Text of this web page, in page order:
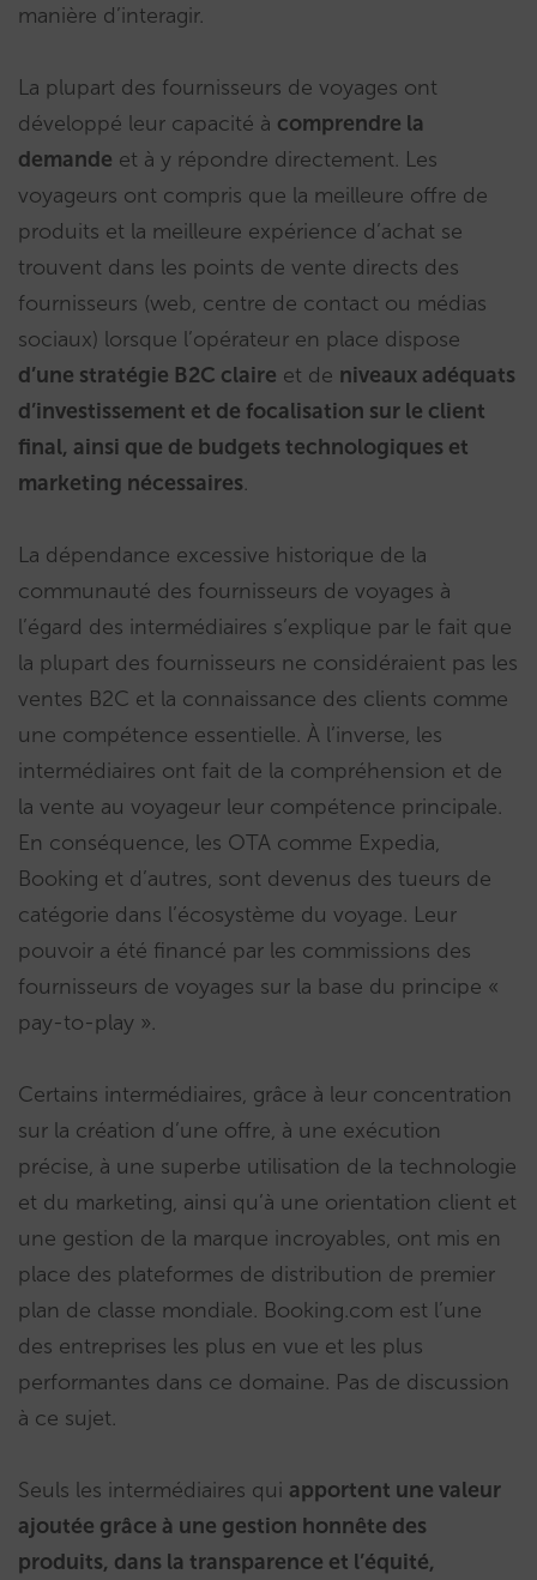
manière d’interagir.
La plupart des fournisseurs de voyages ont
développé leur capacité à comprendre la
demande et à y répondre directement. Les
voyageurs ont compris que la meilleure offre de
produits et la meilleure expérience d’achat se
trouvent dans les points de vente directs des
fournisseurs (web, centre de contact ou médias
sociaux) lorsque l’opérateur en place dispose
d’une stratégie B2C claire et de niveaux adéquats
d’investissement et de focalisation sur le client
final, ainsi que de budgets technologiques et
marketing nécessaires.
La dépendance excessive historique de la
communauté des fournisseurs de voyages à
l’égard des intermédiaires s’explique par le fait que
la plupart des fournisseurs ne considéraient pas les
ventes B2C et la connaissance des clients comme
une compétence essentielle. À l’inverse, les
intermédiaires ont fait de la compréhension et de
la vente au voyageur leur compétence principale.
En conséquence, les OTA comme Expedia,
Booking et d’autres, sont devenus des tueurs de
catégorie dans l’écosystème du voyage. Leur
pouvoir a été financé par les commissions des
fournisseurs de voyages sur la base du principe «
pay-to-play ».
Certains intermédiaires, grâce à leur concentration
sur la création d’une offre, à une exécution
précise, à une superbe utilisation de la technologie
et du marketing, ainsi qu’à une orientation client et
une gestion de la marque incroyables, ont mis en
place des plateformes de distribution de premier
plan de classe mondiale. Booking.com est l’une
des entreprises les plus en vue et les plus
performantes dans ce domaine. Pas de discussion
à ce sujet.
Seuls les intermédiaires qui apportent une valeur
ajoutée grâce à une gestion honnête des
produits, dans la transparence et l’équité,